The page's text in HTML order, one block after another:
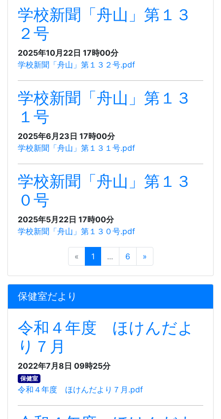
学校新聞「舟山」第１３
２号
2025年10月22日 17時00分
学校新聞「舟山」第１３２号.pdf
学校新聞「舟山」第１３
１号
2025年6月23日 17時00分
学校新聞「舟山」第１３１号.pdf
学校新聞「舟山」第１３
０号
2025年5月22日 17時00分
学校新聞「舟山」第１３０号.pdf
« 1 ... 6 »
保健室だより
令和４年度 ほけんだよ
り７月
2022年7月8日 09時25分
保健室
令和４年度 ほけんだより７月.pdf